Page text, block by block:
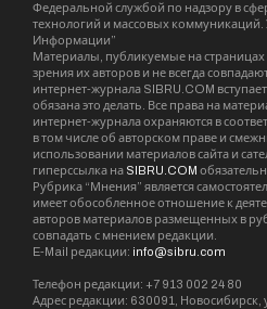
Федеральной службой по надзору в
технологий и массовых
Информации”
Материалы, публикуемые на страницах
зрения их авторов и не всегда
интернет-журнала SIBRU.COM
обязана это делать. Все права на
интернет-журнала охраняются в
в том числе об авторском праве и
использовании материалов сайта и
гиперссылка на SIBRU.COM
Рубрика “Мнения” является
имеет обособленное отношение к
авторов материалов размещенных в
совпадать с мнением редакции.
E-Mail редакции: info@sibru.com
Телефон редакции: +7 913 002 24 80
Адрес редакции: 630091, Новосибирск,